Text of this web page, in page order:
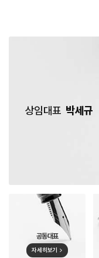
상임대표 박세규
공동대표
자세히보기